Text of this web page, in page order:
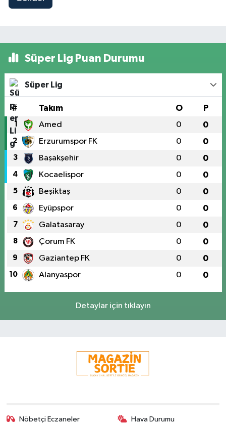
Süper Lig Puan Durumu
Süper Lig
# Takım O P
1 Amed 0 0
2 Erzurumspor FK 0 0
3 Başakşehir 0 0
4 Kocaelispor 0 0
5 Beşiktaş 0 0
6 Eyüpspor 0 0
7 Galatasaray 0 0
8 Çorum FK 0 0
9 Gaziantep FK 0 0
10 Alanyaspor 0 0
Detaylar için tıklayın
Nöbetçi Eczaneler Hava Durumu